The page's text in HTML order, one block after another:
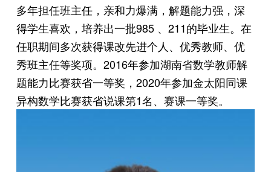
多年担任班主任，亲和力爆满，解题能力强，深
得学生喜欢，培养出一批985 、211的毕业生。在
任职期间多次获得课改先进个人、优秀教师、优
秀班主任等奖项。2016年参加湖南省数学教师解
题能力比赛获省一等奖，2020年参加金太阳同课
异构数学比赛获省说课第1名、赛课一等奖。